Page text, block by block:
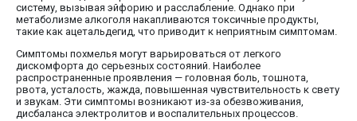
систему, вызывая эйфорию и расслабление. Однако при
метаболизме алкоголя накапливаются токсичные продукты,
такие как ацетальдегид, что приводит к неприятным симптомам.
Симптомы похмелья могут варьироваться от легкого
дискомфорта до серьезных состояний. Наиболее
распространенные проявления — головная боль, тошнота,
рвота, усталость, жажда, повышенная чувствительность к свету
и звукам. Эти симптомы возникают из-за обезвоживания,
дисбаланса электролитов и воспалительных процессов.